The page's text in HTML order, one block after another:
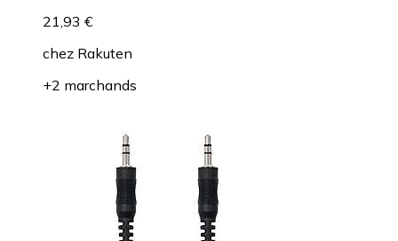
21,93 €
chez Rakuten
+2 marchands